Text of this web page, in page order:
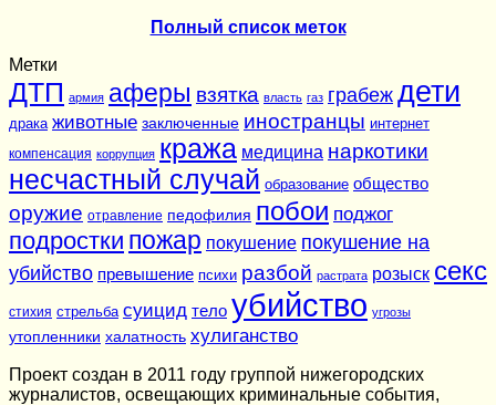
Полный список меток
Метки
ДТП армия аферы взятка власть газ грабеж дети
драка животные заключенные иностранцы интернет
компенсация коррупция кража медицина наркотики
несчастный случай образование общество
оружие отравление педофилия побои поджог
подростки пожар покушение покушение на
убийство превышение психи разбой растрата розыск секс
стихия стрельба суицид тело убийство угрозы
утопленники халатность хулиганство
Проект создан в 2011 году группой нижегородских
журналистов, освещающих криминальные события,